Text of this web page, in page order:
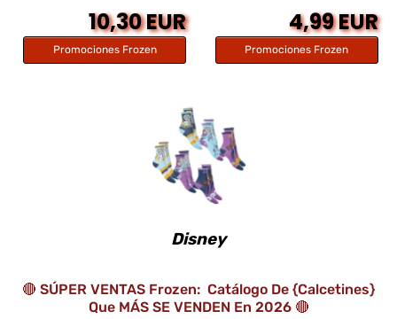
10,30 EUR
Promociones Frozen
4,99 EUR
Promociones Frozen
Disney
🔴 SÚPER VENTAS Frozen: Catálogo De {calcetines}
Que MÁS SE VENDEN En 2026 🔴